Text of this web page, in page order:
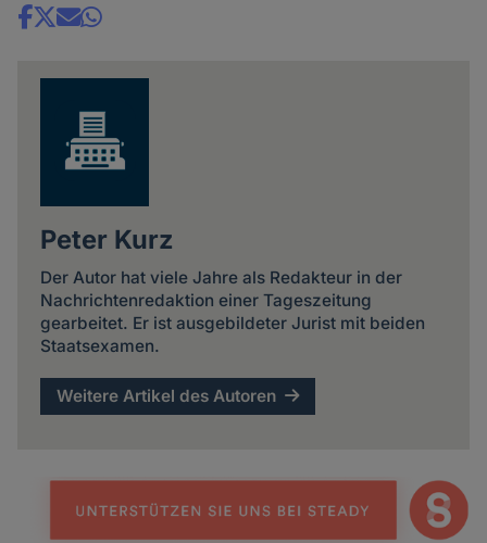
Share
Peter Kurz
Der Autor hat viele Jahre als Redakteur in der
Nachrichtenredaktion einer Tageszeitung
gearbeitet. Er ist ausgebildeter Jurist mit beiden
Staatsexamen.
Weitere Artikel des Autoren